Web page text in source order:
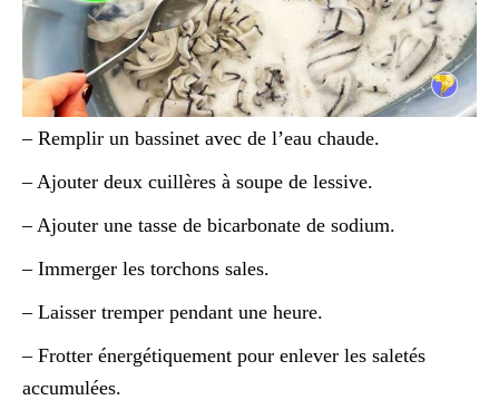
– Remplir un bassinet avec de l’eau chaude.
– Ajouter deux cuillères à soupe de lessive.
– Ajouter une tasse de bicarbonate de sodium.
– Immerger les torchons sales.
– Laisser tremper pendant une heure.
– Frotter énergétiquement pour enlever les saletés
accumulées.